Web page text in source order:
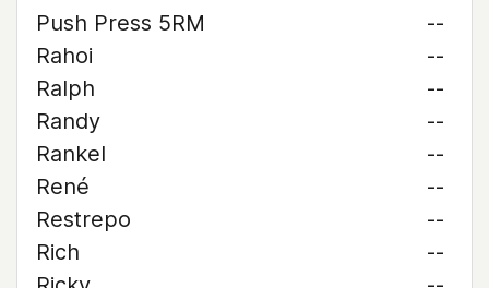
Push Press 5RM
--
Rahoi
--
Ralph
--
Randy
--
Rankel
--
René
--
Restrepo
--
Rich
--